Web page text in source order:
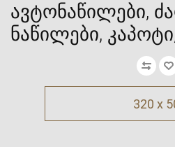
ავტონაწილები,
ნაწილები,
320 x